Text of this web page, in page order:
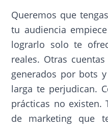
Queremos que
tu audiencia
lograrlo solo te
reales. Otras
generados por bots
larga te perjudican.
prácticas no existen.
de marketing que